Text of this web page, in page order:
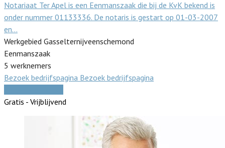
Notariaat Ter Apel is een Eenmanszaak die bij de KvK bekend is
onder nummer 01133336. De notaris is gestart op 01-03-2007
en…
Werkgebied Gasselternijveenschemond
Eenmanszaak
5 werknemers
Bezoek bedrijfspagina Bezoek bedrijfspagina
Gratis - Vrijblijvend